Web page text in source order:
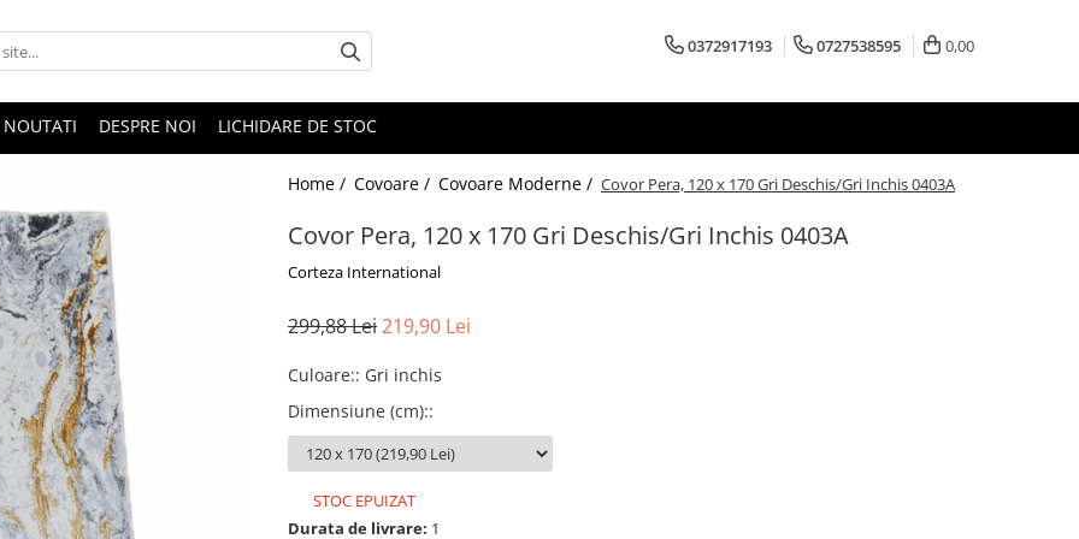
0372917193 0727538595 0,00
NOUTATI DESPRE NOI LICHIDARE DE STOC
Home / Covoare / Covoare Moderne / Covor Pera, 120 x 170 Gri Deschis/Gri Inchis 0403A
Covor Pera, 120 x 170 Gri Deschis/Gri Inchis 0403A
Corteza International
299,88 Lei219,90 Lei
Culoare:: Gri inchis
Dimensiune (cm)::
STOC EPUIZAT
Durata de livrare: 1